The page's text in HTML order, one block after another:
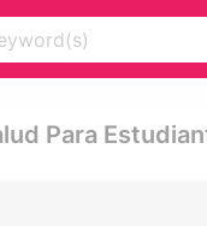
Para